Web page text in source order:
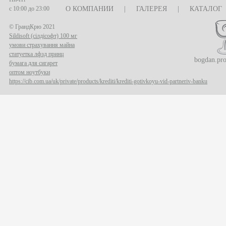
О КОМПАНИИ ГАЛЕРЕЯ КАТАЛОГ
с 10:00 до 23:00
© ГрандКрю 2021
Sildisoft (сілдісофт) 100 мг
умови страхування майна
статуетка лфзд принц
бумага для сигарет
оптом ноутбуки
https://cib.com.ua/uk/private/products/krediti/krediti-gotivkoyu-vid-partneriv-banku